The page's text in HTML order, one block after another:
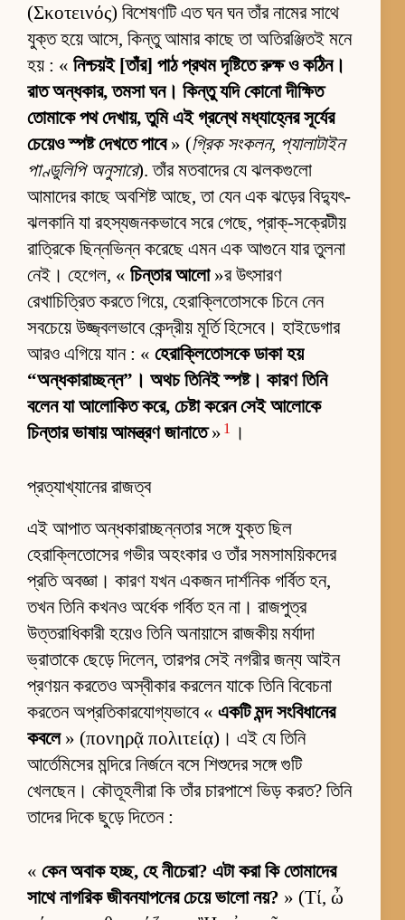
(Σκοτεινός) বিশেষণটি এত ঘন ঘন তাঁর নামের সাথে
যুক্ত হয়ে আসে, কিন্তু আমার কাছে তা অতিরঞ্জিতই মনে
হয় : « নিশ্চয়ই [তাঁর] পাঠ প্রথম দৃষ্টিতে রুক্ষ ও কঠিন।
রাত অন্ধকার, তমসা ঘন। কিন্তু যদি কোনো দীক্ষিত
তোমাকে পথ দেখায়, তুমি এই গ্রন্থে মধ্যাহ্নের সূর্যের
চেয়েও স্পষ্ট দেখতে পাবে» (গ্রিক সংকলন, প্যালাটাইন
পাণ্ডুলিপি অনুসারে). তাঁর মতবাদের যে ঝলকগুলো
আমাদের কাছে অবশিষ্ট আছে, তা যেন এক ঝড়ের বিদ্যুৎ-
ঝলকানি যা রহস্যজনকভাবে সরে গেছে, প্রাক্-সক্রেটীয়
রাত্রিকে ছিন্নভিন্ন করেছে এমন এক আগুনে যার তুলনা
নেই। হেগেল, « চিন্তার আলো»র উৎসারণ
রেখাচিত্রিত করতে গিয়ে, হেরাক্লিতোসকে চিনে নেন
সবচেয়ে উজ্জ্বলভাবে কেন্দ্রীয় মূর্তি হিসেবে। হাইডেগার
আরও এগিয়ে যান : « হেরাক্লিতোসকে ডাকা হয়
“অন্ধকারাচ্ছন্ন”। অথচ তিনিই স্পষ্ট। কারণ তিনি
বলেন যা আলোকিত করে, চেষ্টা করেন সেই আলোকে
চিন্তার ভাষায় আমন্ত্রণ জানাতে» 1 ।
প্রত্যাখ্যানের রাজত্ব
এই আপাত অন্ধকারাচ্ছন্নতার সঙ্গে যুক্ত ছিল
হেরাক্লিতোসের গভীর অহংকার ও তাঁর সমসাময়িকদের
প্রতি অবজ্ঞা। কারণ যখন একজন দার্শনিক গর্বিত হন,
তখন তিনি কখনও অর্ধেক গর্বিত হন না। রাজপুত্র
উত্তরাধিকারী হয়েও তিনি অনায়াসে রাজকীয় মর্যাদা
ভ্রাতাকে ছেড়ে দিলেন, তারপর সেই নগরীর জন্য আইন
প্রণয়ন করতেও অস্বীকার করলেন যাকে তিনি বিবেচনা
করতেন অপ্রতিকারযোগ্যভাবে « একটি মন্দ সংবিধানের
কবলে» (πονηρᾷ πολιτείᾳ)। এই যে তিনি
আর্তেমিসের মন্দিরে নির্জনে বসে শিশুদের সঙ্গে গুটি
খেলছেন। কৌতূহলীরা কি তাঁর চারপাশে ভিড় করত? তিনি
তাদের দিকে ছুড়ে দিতেন :
« কেন অবাক হচ্ছ, হে নীচেরা? এটা করা কি তোমাদের
সাথে নাগরিক জীবনযাপনের চেয়ে ভালো নয়? » (Τί, ὦ